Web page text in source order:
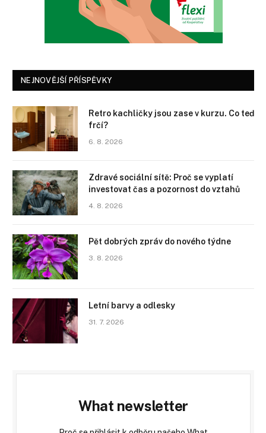
NEJNOVĚJŠÍ PŘÍSPĚVKY
Retro kachličky jsou zase v kurzu. Co teď
frčí?
6. 8. 2026
Zdravé sociální sítě: Proč se vyplatí
investovat čas a pozornost do vztahů
4. 8. 2026
Pět dobrých zpráv do nového týdne
3. 8. 2026
Letní barvy a odlesky
31. 7. 2026
What newsletter